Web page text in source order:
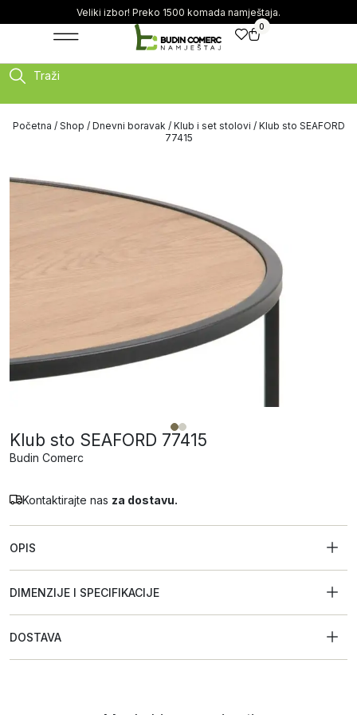
Veliki izbor! Preko 1500 komada namještaja.
0
Traži
Početna / Shop / Dnevni boravak / Klub i set stolovi / Klub sto SEAFORD
77415
Klub sto SEAFORD 77415
Budin Comerc
Kontaktirajte nas za dostavu.
OPIS
DIMENZIJE I SPECIFIKACIJE
DOSTAVA